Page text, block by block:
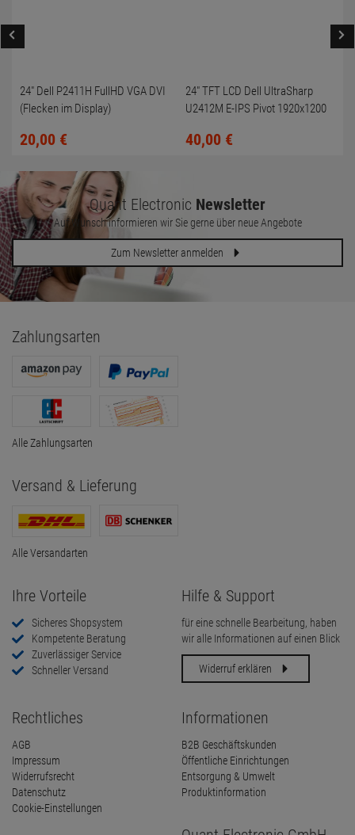
24" Dell P2411H FullHD VGA DVI
(Flecken im Display)
20,00 €
24" TFT LCD Dell UltraSharp
U2412M E-IPS Pivot 1920x1200
40,00 €
Quant Electronic Newsletter
Auf Wunsch informieren wir Sie gerne über neue Angebote
Zum Newsletter anmelden
Zahlungsarten
Alle Zahlungsarten
Versand & Lieferung
Alle Versandarten
Ihre Vorteile
Sicheres Shopsystem
Kompetente Beratung
Zuverlässiger Service
Schneller Versand
Hilfe & Support
für eine schnelle Bearbeitung, haben
wir alle Informationen auf einen Blick
Widerruf erklären
Rechtliches
AGB
Impressum
Widerrufsrecht
Datenschutz
Cookie-Einstellungen
Informationen
B2B Geschäftskunden
Öffentliche Einrichtungen
Entsorgung & Umwelt
Produktinformation